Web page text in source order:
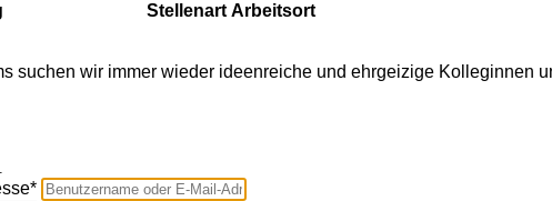
Stellenart Arbeitsort
suchen wir immer wieder ideenreiche und ehrgeizige Kolleginnen